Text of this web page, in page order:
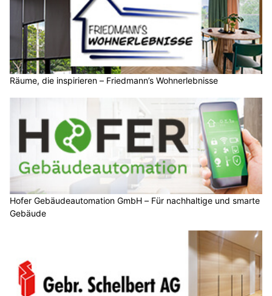
Räume, die inspirieren – Friedmann’s Wohnerlebnisse
Hofer Gebäudeautomation GmbH – Für nachhaltige und smarte
Gebäude